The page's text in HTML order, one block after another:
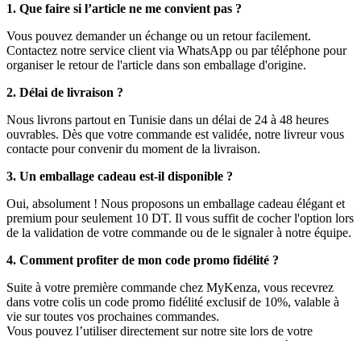
1. Que faire si l’article ne me convient pas ?
Vous pouvez demander un échange ou un retour facilement.
Contactez notre service client via WhatsApp ou par téléphone pour
organiser le retour de l'article dans son emballage d'origine.
2. Délai de livraison ?
Nous livrons partout en Tunisie dans un délai de 24 à 48 heures
ouvrables. Dès que votre commande est validée, notre livreur vous
contacte pour convenir du moment de la livraison.
3. Un emballage cadeau est-il disponible ?
Oui, absolument ! Nous proposons un emballage cadeau élégant et
premium pour seulement 10 DT. Il vous suffit de cocher l'option lors
de la validation de votre commande ou de le signaler à notre équipe.
4. Comment profiter de mon code promo fidélité ?
Suite à votre première commande chez MyKenza, vous recevrez
dans votre colis un code promo fidélité exclusif de 10%, valable à
vie sur toutes vos prochaines commandes.
Vous pouvez l’utiliser directement sur notre site lors de votre